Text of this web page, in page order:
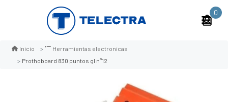
0
Inicio
Herramientas electronicas
Prothoboard 830 puntos gl n°12